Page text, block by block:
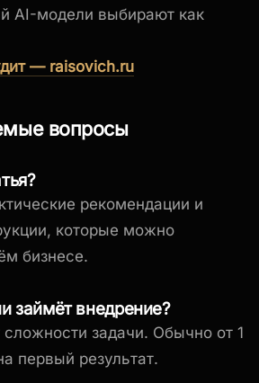
AI-модели выбирают как
— raisovich.ru
вопросы
рекомендации и
которые можно
бизнесе.
займёт внедрение?
сложности задачи. Обычно от 1
первый результат.